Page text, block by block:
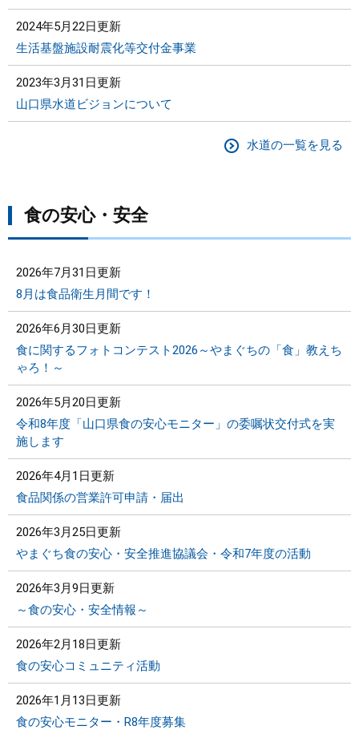
2024年5月22日更新
生活基盤施設耐震化等交付金事業
2023年3月31日更新
山口県水道ビジョンについて
水道の一覧を見る
食の安心・安全
2026年7月31日更新
8月は食品衛生月間です！
2026年6月30日更新
食に関するフォトコンテスト2026～やまぐちの「食」教えち
ゃろ！～
2026年5月20日更新
令和8年度「山口県食の安心モニター」の委嘱状交付式を実
施します
2026年4月1日更新
食品関係の営業許可申請・届出
2026年3月25日更新
やまぐち食の安心・安全推進協議会・令和7年度の活動
2026年3月9日更新
～食の安心・安全情報～
2026年2月18日更新
食の安心コミュニティ活動
2026年1月13日更新
食の安心モニター・R8年度募集